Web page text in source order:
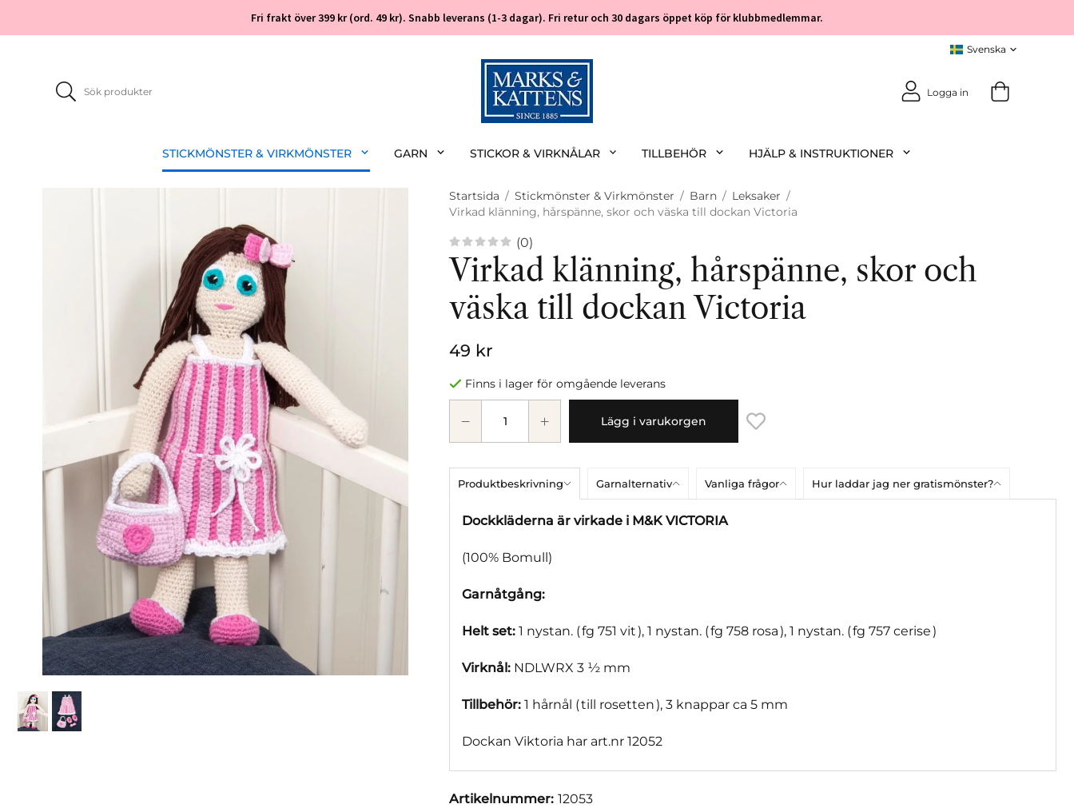
Fri frakt över 399 kr (ord. 49 kr). Snabb leverans (1-3 dagar). Fri retur och 30 dagars öppet köp för klubbmedlemmar.
Logga in
STICKMÖNSTER & VIRKMÖNSTER GARN STICKOR & VIRKNÅLAR TILLBEHÖR HJÄLP & INSTRUKTIONER
Startsida / Stickmönster & Virkmönster / Barn / Leksaker /
Virkad klänning, hårspänne, skor och väska till dockan Victoria
(0)
Virkad klänning, hårspänne, skor och
väska till dockan Victoria
49 kr
Finns i lager för omgående leverans
Lägg i varukorgen
Produktbeskrivning Garnalternativ Vanliga frågor Hur laddar jag ner gratismönster?
Dockkläderna är virkade i M&K VICTORIA
(100% Bomull)
Garnåtgång:
Helt set: 1 nystan. ( fg 751 vit ), 1 nystan. ( fg 758 rosa ), 1 nystan. ( fg 757 cerise )
Virknål: NDLWRX 3 ½ mm
Tillbehör: 1 hårnål ( till rosetten ), 3 knappar ca 5 mm
Dockan Viktoria har art.nr 12052
Artikelnummer: 12053